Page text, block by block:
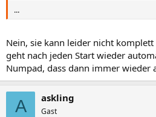
...
Nein, sie kann leider nicht
geht nach jeden Start wieder
Numpad, dass dann immer wieder
A askling
Gast